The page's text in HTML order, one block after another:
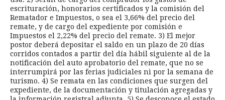
escrituración, honorarios certificados y la comisión del
Rematador e Impuestos, o sea el 3,66% del precio del
remate, y de cargo del expediente por comisión e
Impuestos el 2,22% del precio del remate. 3) El mejor
postor deberá depositar el saldo en un plazo de 20 días
corridos contados a partir del día hábil siguiente al de la
notificación del auto aprobatorio del remate, que no se
interrumpirá por las ferias judiciales ni por la semana de
turismo. 4) Se remata en las condiciones que surgen del
expediente, de la documentación y titulación agregadas y